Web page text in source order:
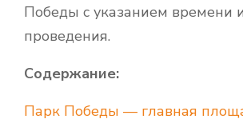
Победы с указанием времени
проведения.
Содержание:
Парк Победы — главная